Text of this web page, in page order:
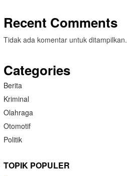
Recent Comments
Tidak ada komentar untuk ditampilkan.
Categories
Berita
Kriminal
Olahraga
Otomotif
Politik
TOPIK POPULER